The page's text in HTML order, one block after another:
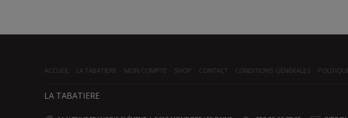
ACCUEIL LA TABATIERE MON COMPTE SHOP CONTACT CONDITIONS GÉNÉRALES
LA TABATIERE